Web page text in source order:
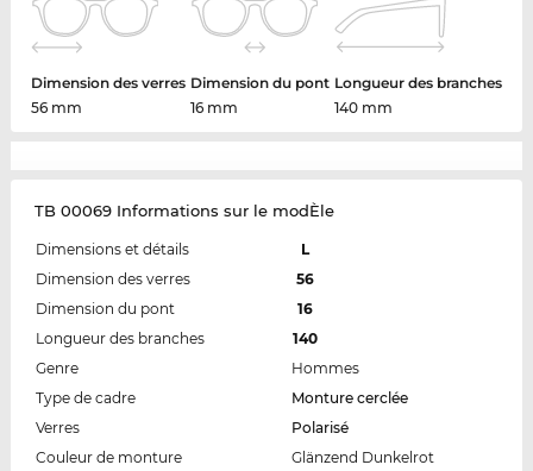
Dimension des verres
56 mm
Dimension du pont
16 mm
Longueur des branches
140 mm
TB 00069 Informations sur le modÈle
Dimensions et détails
L
Dimension des verres
56
Dimension du pont
16
Longueur des branches
140
Genre
Hommes
Type de cadre
Monture cerclée
Verres
Polarisé
Couleur de monture
Glänzend Dunkelrot